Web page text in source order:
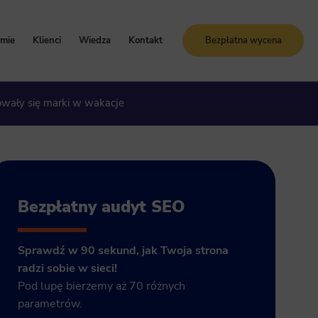
i certyfikaty
Klienci Wiedza Kontakt Bezpłatna wycena
się marki w wakacje
Bezpłatny audyt SEO
Sprawdź w 90 sekund, jak Twoja strona
radzi sobie w sieci!
Pod lupę bierzemy aż 70 różnych
parametrów.